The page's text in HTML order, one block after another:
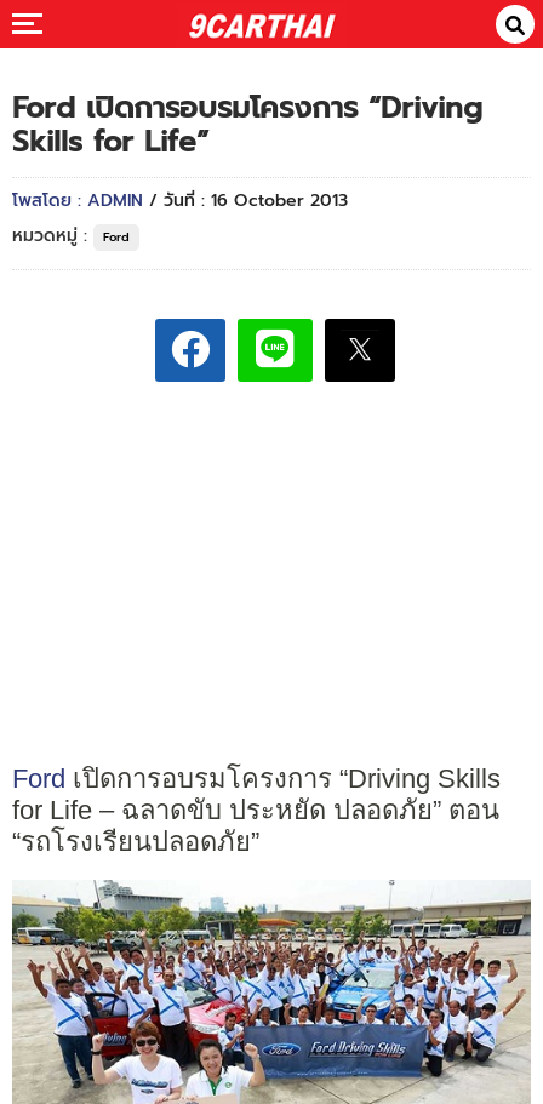
Ford เปิดการอบรมโครงการ “Driving
Skills for Life”
โพสโดย : ADMIN / วันที่ : 16 October 2013
หมวดหมู่ :
Ford
Ford เปิดการอบรมโครงการ “Driving Skills
for Life – ฉลาดขับ ประหยัด ปลอดภัย” ตอน
“รถโรงเรียนปลอดภัย”